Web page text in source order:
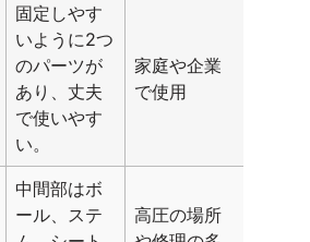
固定しやす
いように2つ
のパーツが
あり、丈夫
で使いやす
い。
家庭や企業
で使用
中間部はボ
ール、ステ
高圧の場所